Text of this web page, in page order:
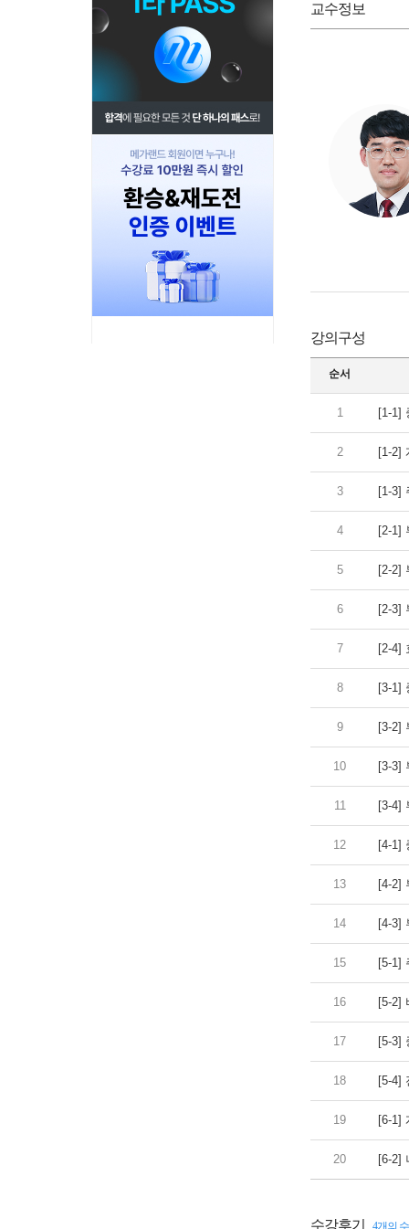
교수정보
강의구성
순서
1 [1-1]
2 [1-2]
3 [1-3]
4 [2-1]
5 [2-2]
6 [2-3]
7 [2-4]
8 [3-1]
9 [3-2]
10 [3-3]
11 [3-4]
12 [4-1]
13 [4-2]
14 [4-3]
15 [5-1]
16 [5-2]
17 [5-3]
18 [5-4]
19 [6-1]
20 [6-2]
수강후기 4개의